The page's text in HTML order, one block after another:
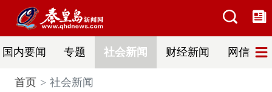
国内要闻 专题 社会新闻 财经新闻 网信普法
首页 社会新闻